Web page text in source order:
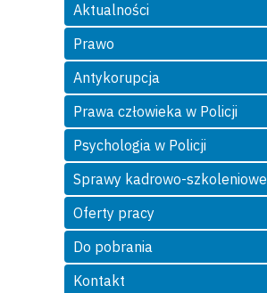
Aktualności
Prawo
Antykorupcja
Prawa człowieka w Policji
Psychologia w Policji
Sprawy kadrowo-szkoleniowe
Oferty pracy
Do pobrania
Kontakt